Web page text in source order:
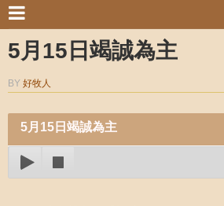
5月15日竭誠為主
BY 好牧人
5月15日竭誠為主